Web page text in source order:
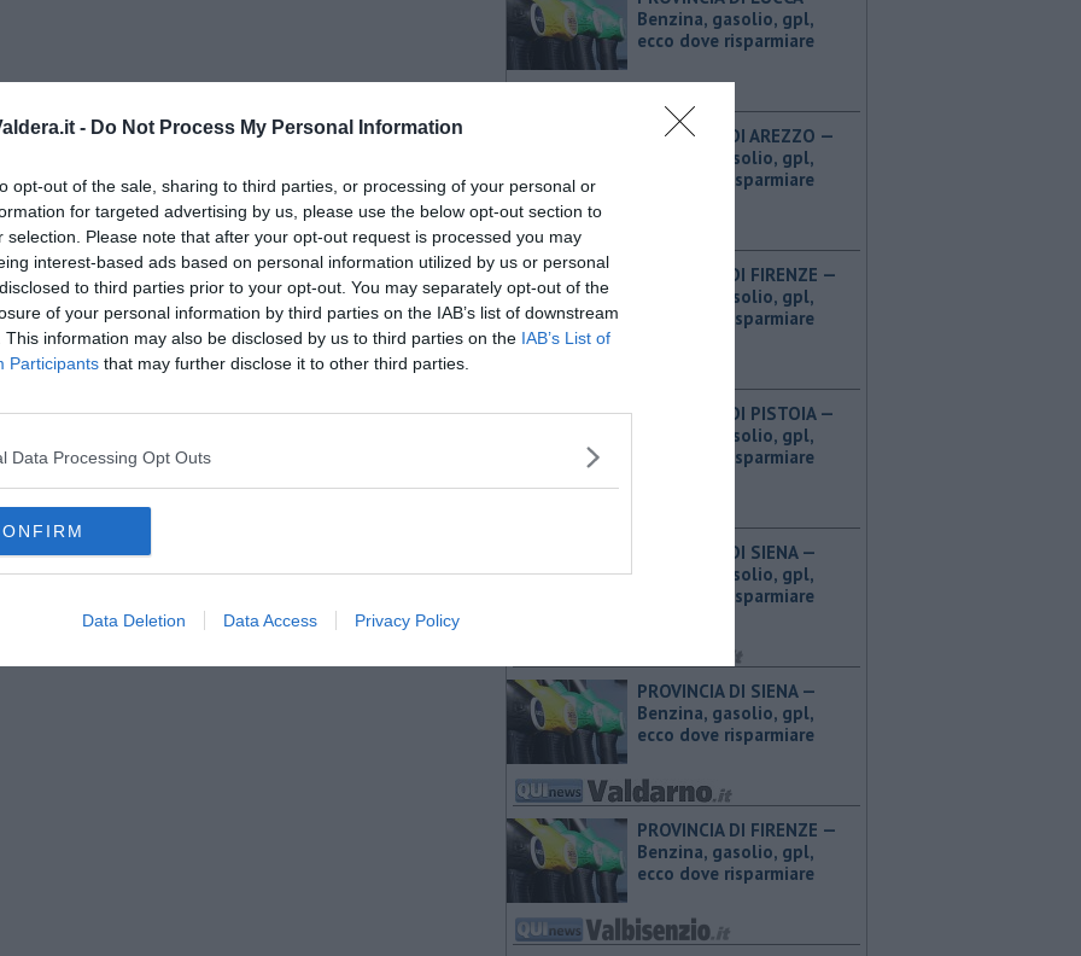
- Do Not Process My Personal Information
opt-out of the sale, sharing to third parties, or processing of your personal or
for targeted advertising by us, please use the below opt-out section to
selection. Please note that after your opt-out request is processed you may
interest-based ads based on personal information utilized by us or personal
to third parties prior to your opt-out. You may separately opt-out of the
of your personal information by third parties on the IAB’s list of downstream
This information may also be disclosed by us to third parties on the IAB’s List of
Participants that may further disclose it to other third parties.
Data Processing Opt Outs
Data Deletion Data Access Privacy Policy
Benzina, gasolio, gpl,
ecco dove risparmiare
PROVINCIA DI AREZZO — ​
Benzina, gasolio, gpl,
ecco dove risparmiare
PROVINCIA DI FIRENZE — ​
Benzina, gasolio, gpl,
ecco dove risparmiare
PROVINCIA DI PISTOIA — ​
Benzina, gasolio, gpl,
ecco dove risparmiare
PROVINCIA DI SIENA — ​
Benzina, gasolio, gpl,
ecco dove risparmiare
PROVINCIA DI SIENA — ​
Benzina, gasolio, gpl,
ecco dove risparmiare
PROVINCIA DI FIRENZE — ​
Benzina, gasolio, gpl,
ecco dove risparmiare